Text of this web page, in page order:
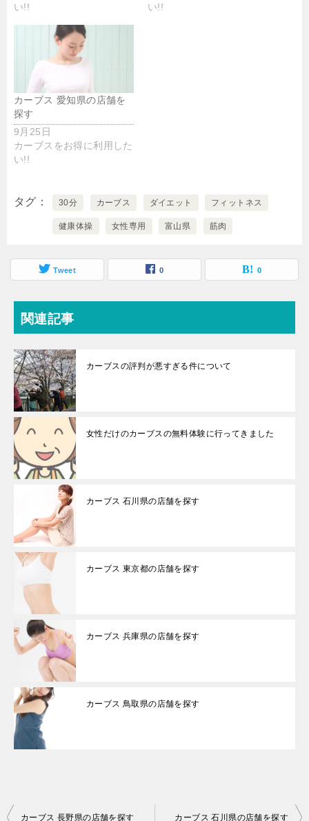
い!!
い!!
カーブス 愛知県の店舗を
探す
9月25日
カーブスをお得に利用した
い!!
タグ 30分 カーブス ダイエット フィットネス
健康体操 女性専用 富山県 筋肉
Tweet 0 0
関連記事
カーブスの評判が悪すぎる件について
女性だけのカーブスの無料体験に行ってきました
カーブス 石川県の店舗を探す
カーブス 東京都の店舗を探す
カーブス 兵庫県の店舗を探す
カーブス 鳥取県の店舗を探す
投 カーブス 長野県の店舗を探す カーブス 石川県の店舗を探す